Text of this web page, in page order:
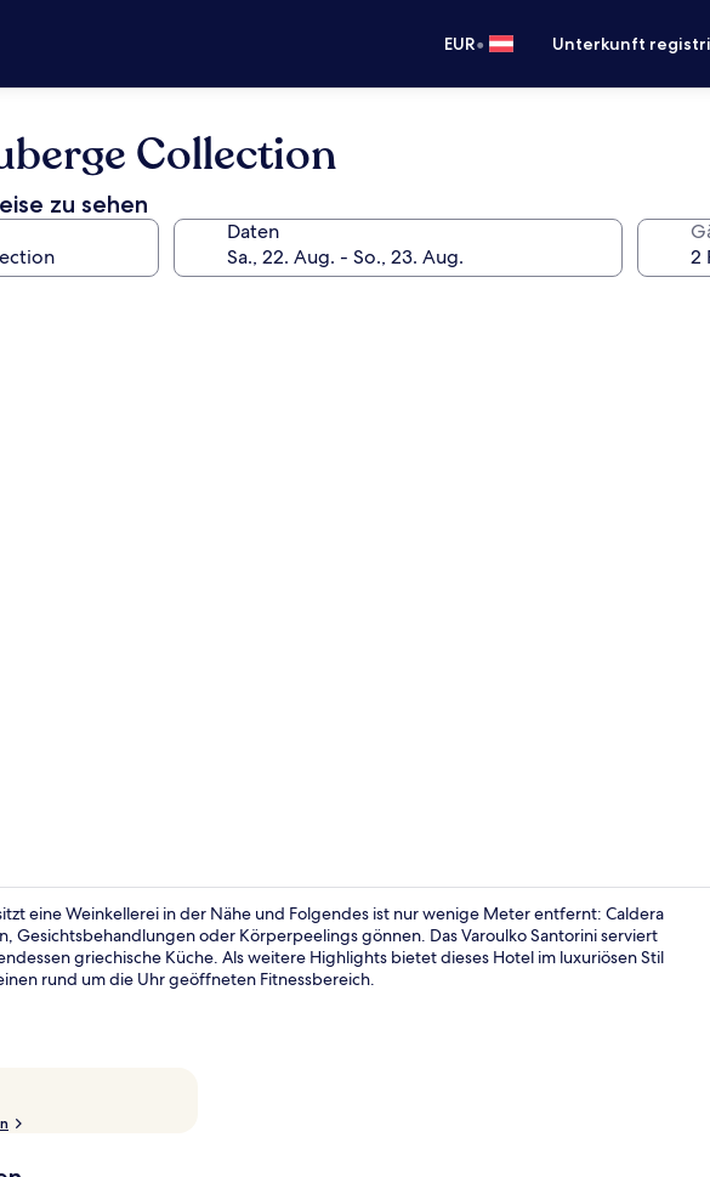
EUR• Unterkunft
Collection
zu sehen
Daten
eine Weinkellerei in der Nähe und Folgendes ist nur wenige Meter entfernt: Caldera
Gesichtsbehandlungen oder Körperpeelings gönnen. Das Varoulko Santorini serviert
griechische Küche. Als weitere Highlights bietet dieses Hotel im luxuriösen Stil
rund um die Uhr geöffneten Fitnessbereich.